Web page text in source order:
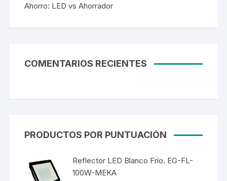
Ahorro: LED vs Ahorrador
COMENTARIOS RECIENTES
PRODUCTOS POR PUNTUACIÓN
Reflector LED Blanco Frío. EG-FL-
100W-MEKA